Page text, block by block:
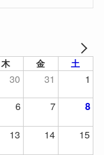
木 金 土
30 31 1
6 7 8
13 14
15